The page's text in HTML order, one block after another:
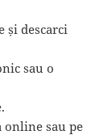
și descarci
sau o
sau pe